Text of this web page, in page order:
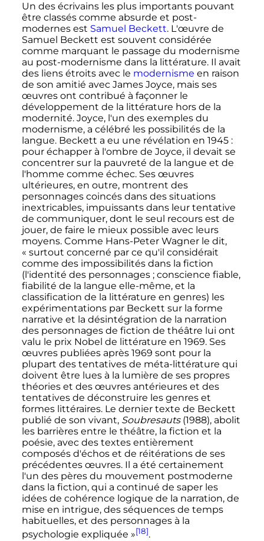
Un des écrivains les plus importants pouvant
être classés comme absurde et post-
modernes est Samuel Beckett. L'œuvre de
Samuel Beckett est souvent considérée
comme marquant le passage du modernisme
au post-modernisme dans la littérature. Il avait
des liens étroits avec le modernisme en raison
de son amitié avec James Joyce, mais ses
œuvres ont contribué à façonner le
développement de la littérature hors de la
modernité. Joyce, l'un des exemples du
modernisme, a célébré les possibilités de la
langue. Beckett a eu une révélation en 1945 :
pour échapper à l'ombre de Joyce, il devait se
concentrer sur la pauvreté de la langue et de
l'homme comme échec. Ses œuvres
ultérieures, en outre, montrent des
personnages coincés dans des situations
inextricables, impuissants dans leur tentative
de communiquer, dont le seul recours est de
jouer, de faire le mieux possible avec leurs
moyens. Comme Hans-Peter Wagner le dit,
« surtout concerné par ce qu'il considérait
comme des impossibilités dans la fiction
(l'identité des personnages ; conscience fiable,
fiabilité de la langue elle-même, et la
classification de la littérature en genres) les
expérimentations par Beckett sur la forme
narrative et la désintégration de la narration
des personnages de fiction de théâtre lui ont
valu le prix Nobel de littérature en 1969. Ses
œuvres publiées après 1969 sont pour la
plupart des tentatives de méta-littérature qui
doivent être lues à la lumière de ses propres
théories et des œuvres antérieures et des
tentatives de déconstruire les genres et
formes littéraires. Le dernier texte de Beckett
publié de son vivant, Soubresauts(1988), abolit
les barrières entre le théâtre, la fiction et la
poésie, avec des textes entièrement
composés d'échos et de réitérations de ses
précédentes œuvres. Il a été certainement
l'un des pères du mouvement postmoderne
dans la fiction, qui a continué de saper les
idées de cohérence logique de la narration, de
mise en intrigue, des séquences de temps
habituelles, et des personnages à la
psychologie expliquée »[18].